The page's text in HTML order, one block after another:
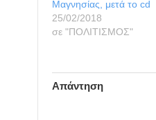
Μαγνησίας, μετά το cd
25/02/2018
σε "ΠΟΛΙΤΙΣΜΟΣ"
Απάντηση